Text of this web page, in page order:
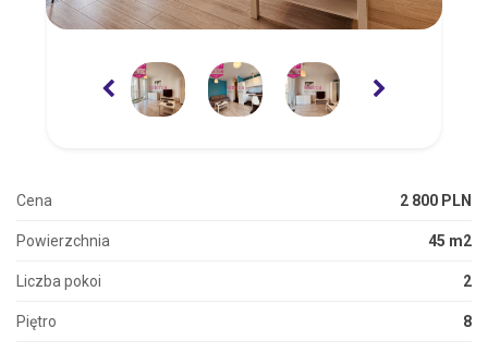
Cena 2 800 PLN
Powierzchnia 45 m2
Liczba pokoi 2
Piętro 8